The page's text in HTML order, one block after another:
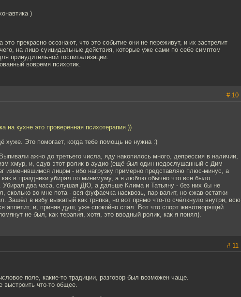
)
прекрасно осознают, что это событие они не переживут, и их застрелит
на лицо суицидальные действия, которые уже сами по себе симптом
принудительной госпитализации.
вовремя психотик.
# 10
на кухне это проверенная психотерапия ))
хуже. Это помогает, когда тебе помощь не нужна :)
ажно до третьего числа, яду накопилось много, депрессия в наличии,
хмур, и, сдув этот ролик в аудио (ещё был один недослушанный с Дим
изменившимся лицом - ибо нагрузку примерно представляю плюс-минус, а
как в праздники убирал по минимуму, а я люблю обычно что всё было
Убирал два часа, слушая ДЮ, а дальше Клима и Татьяну - без них бы не
сколько во мне пота - вся фуфаечка насквозь, пар валит, но сжав остатки
Зашёл в избу выжатый как тряпка, но вот прямо что-то счёлкнуло внутри, всю
аппетит, и, приняв душ, уже спокойно спал. Вот что спорт животворящий
не был, как терапия, хотя, это вводный ролик, как я понял).
# 11
поле, какие-то традиции, разговор был возможен чаще.
что-то общее.